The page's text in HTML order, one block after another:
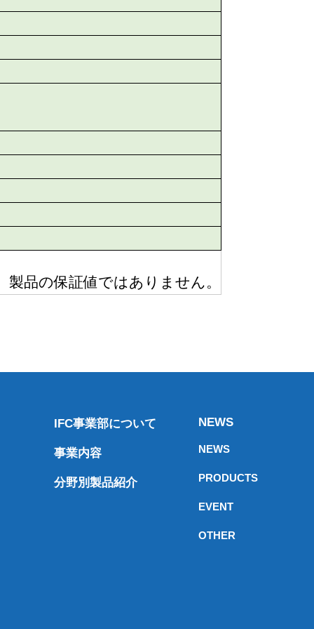
品の保証値ではありません。
IFC事業部について
事業内容
分野別製品紹介
NEWS
NEWS
PRODUCTS
EVENT
OTHER